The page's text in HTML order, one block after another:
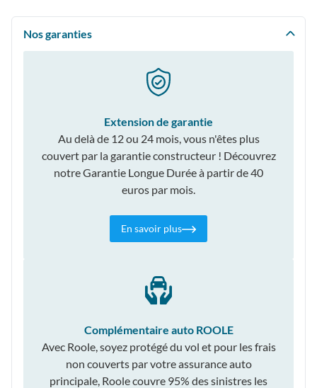
Nos garanties
Extension de garantie
Au delà de 12 ou 24 mois, vous n'êtes plus
couvert par la garantie constructeur ! Découvrez
notre Garantie Longue Durée à partir de 40
euros par mois.
En savoir plus
Complémentaire auto ROOLE
Avec Roole, soyez protégé du vol et pour les frais
non couverts par votre assurance auto
principale, Roole couvre 95% des sinistres les